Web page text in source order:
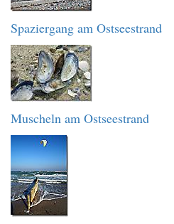
Spaziergang am Ostseestrand
Muscheln am Ostseestrand